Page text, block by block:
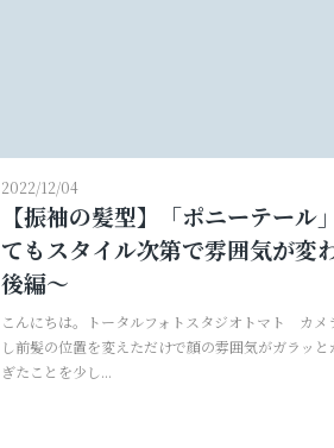
2022/12/04
【振袖の髪型】「ポニーテール
てもスタイル次第で雰囲気が変
後編～
こんにちは。トータルフォトスタジオトマト カメ
し前髪の位置を変えただけで顔の雰囲気がガラッ
ぎたことを少し...